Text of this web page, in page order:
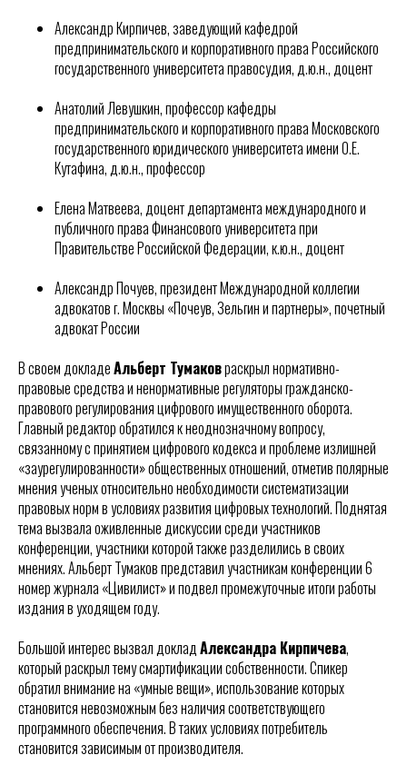
Александр Кирпичев, заведующий кафедрой
предпринимательского и корпоративного права Российского
государственного университета правосудия, д.ю.н., доцент
Анатолий Левушкин, профессор кафедры
предпринимательского и корпоративного права Московского
государственного юридического университета имени О.Е.
Кутафина, д.ю.н., профессор
Елена Матвеева, доцент департамента международного и
публичного права Финансового университета при
Правительстве Российской Федерации, к.ю.н., доцент
Александр Почуев, президент Международной коллегии
адвокатов г. Москвы «Почеув, Зельгин и партнеры», почетный
адвокат России
В своем докладеАльберт Тумаковраскрыл нормативно-
правовые средства и ненормативные регуляторы гражданско-
правового регулирования цифрового имущественного оборота.
Главный редактор обратился к неоднозначному вопросу,
связанному с принятием цифрового кодекса и проблеме излишней
«заурегулированности» общественных отношений, отметив полярные
мнения ученых относительно необходимости систематизации
правовых норм в условиях развития цифровых технологий. Поднятая
тема вызвала оживленные дискуссии среди участников
конференции, участники которой также разделились в своих
мнениях. Альберт Тумаков представил участникам конференции 6
номер журнала «Цивилист» и подвел промежуточные итоги работы
издания в уходящем году.
Большой интерес вызвал докладАлександра Кирпичева,
который раскрыл тему смартификации собственности. Спикер
обратил внимание на «умные вещи», использование которых
становится невозможным без наличия соответствующего
программного обеспечения. В таких условиях потребитель
становится зависимым от производителя.